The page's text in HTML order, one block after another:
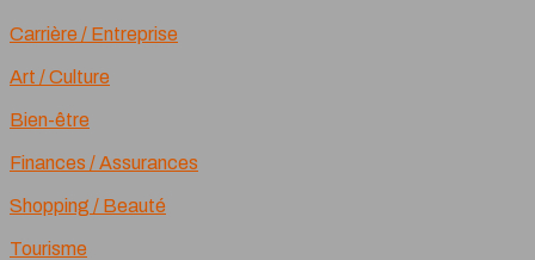
Carrière / Entreprise
Art / Culture
Bien-être
Finances / Assurances
Shopping / Beauté
Tourisme